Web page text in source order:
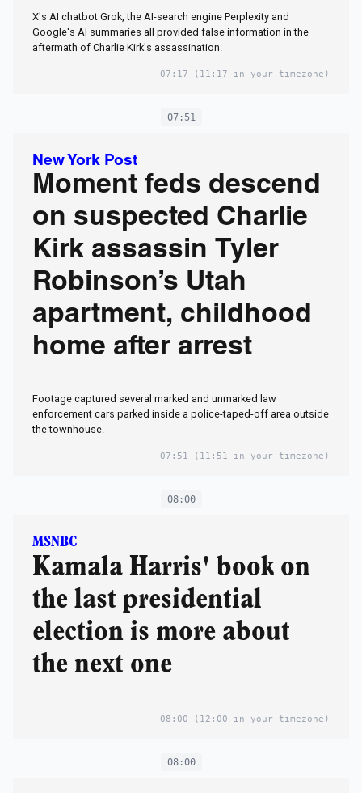
X's AI chatbot Grok, the AI-search engine Perplexity and
Google's AI summaries all provided false information in the
aftermath of Charlie Kirk's assassination.
07:17 (11:17 in your timezone)
07:51
New York Post
Moment feds descend
on suspected Charlie
Kirk assassin Tyler
Robinson’s Utah
apartment, childhood
home after arrest
Footage captured several marked and unmarked law
enforcement cars parked inside a police-taped-off area outside
the townhouse.
07:51 (11:51 in your timezone)
08:00
MSNBC
Kamala Harris' book on
the last presidential
election is more about
the next one
08:00 (12:00 in your timezone)
08:00